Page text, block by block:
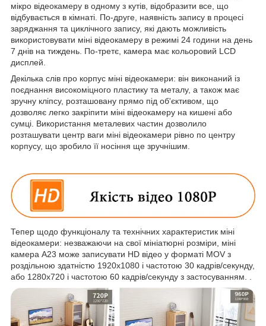
мікро відеокамеру в одному з кутів, відобразити все, що
відбувається в кімнаті. По-друге, наявність запису в процесі
заряджання та циклічного запису, які дають можливість
використовувати міні відеокамеру в режимі 24 години на день
7 днів на тиждень. По-третє, камера має кольоровий LCD
дисплей.
Декілька слів про корпус міні відеокамери: він виконаний із
поєднання високоміцного пластику та металу, а також має
зручну кліпсу, розташовану прямо під об'єктивом, що
дозволяє легко закріпити міні відеокамеру на кишені або
сумці. Використання металевих частин дозволило
розташувати центр ваги міні відеокамери рівно по центру
корпусу, що зробило її носіння ще зручнішим.
Тепер щодо функціоналу та технічних характеристик міні
відеокамери: незважаючи на свої мініатюрні розміри, міні
камера A23 може записувати HD відео у форматі MOV з
роздільною здатністю 1920х1080 і частотою 30 кадрів/секунду,
або 1280х720 і частотою 60 кадрів/секунду з застосуванням. .